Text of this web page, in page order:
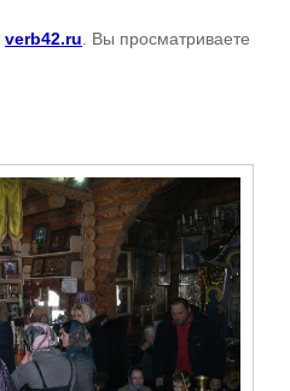
verb42.ru . Вы просматриваете